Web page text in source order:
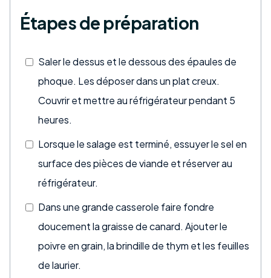
Étapes de préparation
Saler le dessus et le dessous des épaules de
phoque. Les déposer dans un plat creux.
Couvrir et mettre au réfrigérateur pendant 5
heures.
Lorsque le salage est terminé, essuyer le sel en
surface des pièces de viande et réserver au
réfrigérateur.
Dans une grande casserole faire fondre
doucement la graisse de canard. Ajouter le
poivre en grain, la brindille de thym et les feuilles
de laurier.